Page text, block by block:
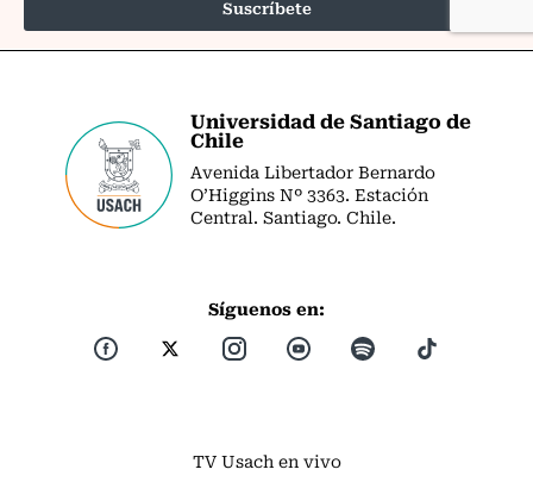
Universidad de Santiago de
Chile
Avenida Libertador Bernardo
O’Higgins Nº 3363. Estación
Central. Santiago. Chile.
Síguenos en:
TV Usach en vivo